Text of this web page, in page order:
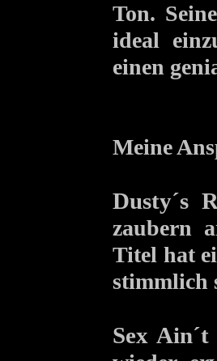
Ton.
ideal
einen
Meine
Dusty´s
zaubern
Titel hat
stimmlich
Sex